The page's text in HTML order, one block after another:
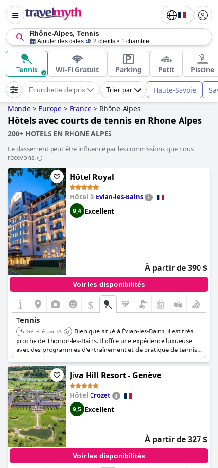
Rhône-Alpes, Tennis
Ajouter des dates 2 clients 1 chambre
Tennis Wi-Fi Gratuit Parking Petit Piscine
Fourchette de prix Trier par Haute-Savoie
Monde > Europe > France > Rhône-Alpes
Hôtels avec courts de tennis en Rhone Alpes
200+ HOTELS EN RHONE ALPES
Le classement peut être influencé par les commissions que nous
recevons.
Hôtel Royal
Hôtel à Evian-les-Bains
9,4 Excellent
À partir de 390 $
Voir les disponibilités
$
Tennis
Généré par IA
Bien que situé à Évian-les-Bains, il est très
proche de Thonon-les-Bains. Il offre une expérience luxueuse
avec des programmes d'entraînement et de pratique de tennis
sur mesure de première classe en partenariat avec LUX Tennis,
mettant en vedette des entraîneurs classés ATP/WTA. L'Evian
Resort dispose de 4 courts de tennis et 2 courts de padel.
Jiva Hill Resort - Genève
Hôtel Crozet
9,5 Excellent
À partir de 327 $
Voir les disponibilités